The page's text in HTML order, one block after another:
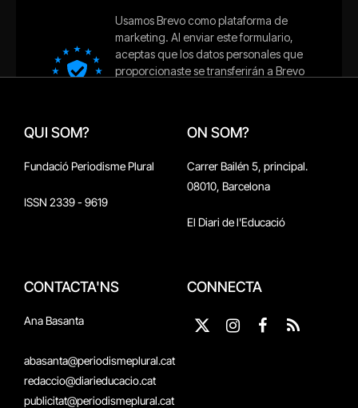
QUI SOM?
Fundació Periodisme Plural
ISSN 2339 - 9619
ON SOM?
Carrer Bailén 5, principal.
08010, Barcelona
El Diari de l'Educació
CONTACTA'NS
Ana Basanta
abasanta@periodismeplural.cat
redaccio@diarieducacio.cat
publicitat@periodismeplural.cat
CONNECTA
X
Instagram
Facebook
RSS